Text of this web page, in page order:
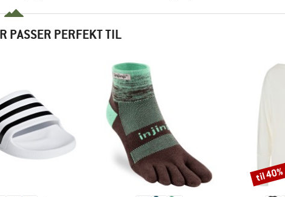
PASSER PERFEKT TIL
Rabat
til 40%